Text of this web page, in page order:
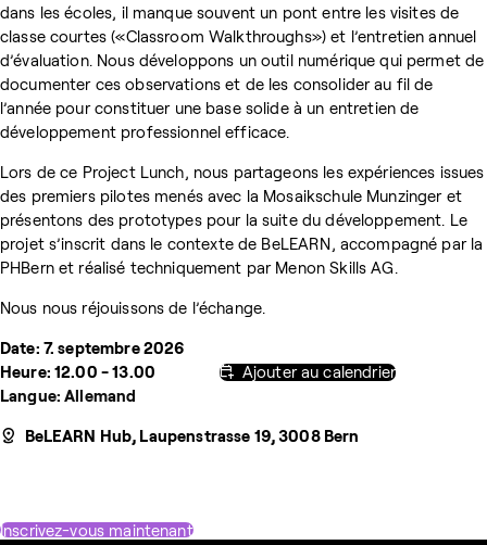
dans les écoles, il manque souvent un pont entre les visites de
classe courtes («Classroom Walkthroughs») et l’entretien annuel
d’évaluation. Nous développons un outil numérique qui permet de
documenter ces observations et de les consolider au fil de
l’année pour constituer une base solide à un entretien de
développement professionnel efficace.
Lors de ce Project Lunch, nous partageons les expériences issues
des premiers pilotes menés avec la Mosaikschule Munzinger et
présentons des prototypes pour la suite du développement. Le
projet s’inscrit dans le contexte de BeLEARN, accompagné par la
PHBern et réalisé techniquement par Menon Skills AG.
Nous nous réjouissons de l’échange.
Date: 7. septembre 2026
Heure: 12.00 - 13.00
Langue: Allemand
Ajouter au calendrier
BeLEARN Hub, Laupenstrasse 19, 3008 Bern
Inscrivez-vous maintenant